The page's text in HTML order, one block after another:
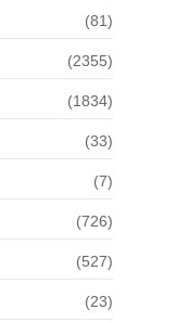
(81)
(2355)
(1834)
(33)
(7)
(726)
(527)
(23)